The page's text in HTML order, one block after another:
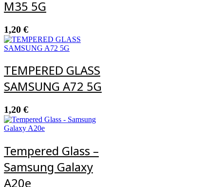
M35 5G
1,20 €
TEMPERED GLASS
SAMSUNG A72 5G
1,20 €
Tempered Glass –
Samsung Galaxy
A20e